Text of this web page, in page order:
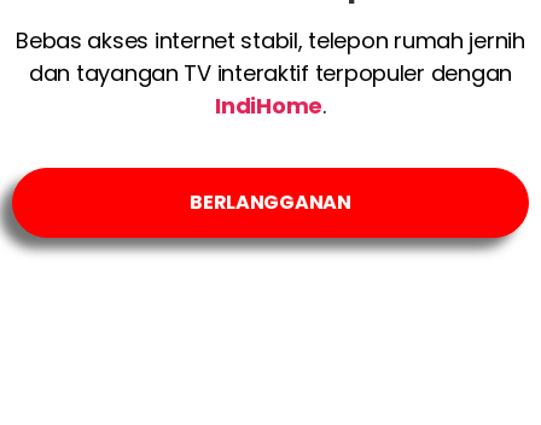
Bebas akses internet stabil, telepon rumah jernih
dan tayangan TV interaktif terpopuler dengan
IndiHome.
BERLANGGANAN